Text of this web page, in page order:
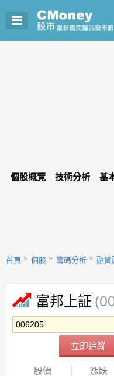
個股概覽 技術分析 基
首頁 個股 籌碼分析 融資
富邦上証
立即追蹤
股價
漲跌